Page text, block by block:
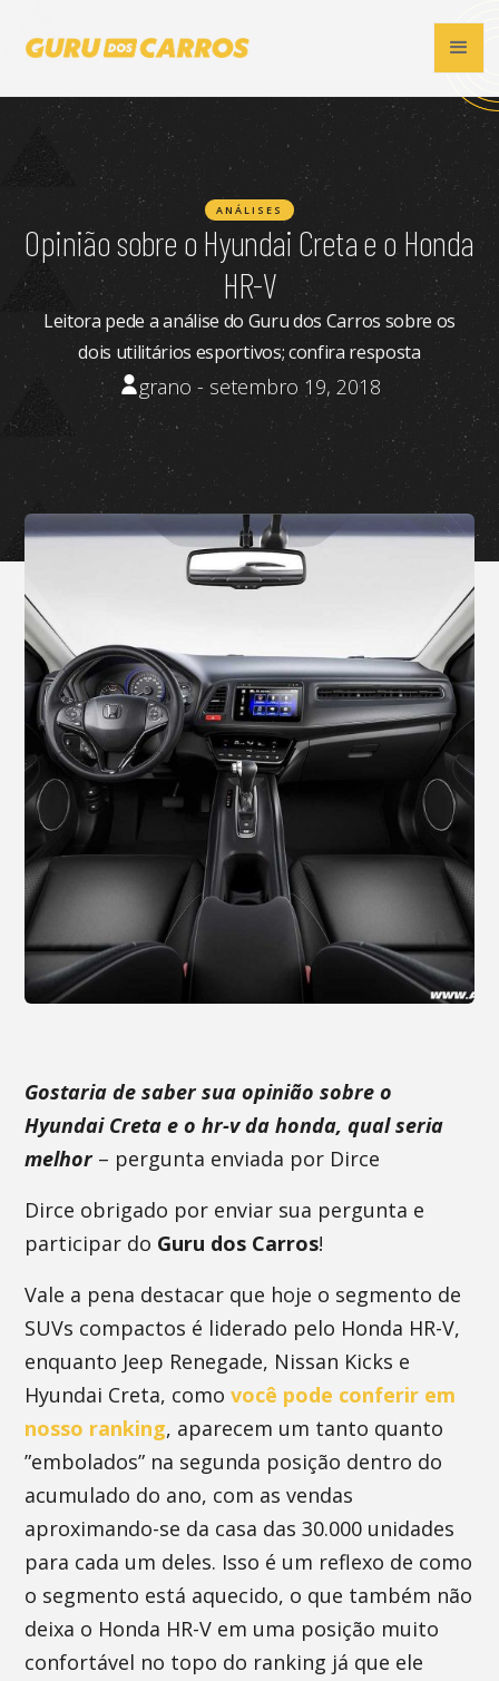
ANÁLISES
Opinião sobre o Hyundai Creta e o Honda
HR-V
Leitora pede a análise do Guru dos Carros sobre os
dois utilitários esportivos; confira resposta
grano - setembro 19, 2018
Gostaria de saber sua opinião sobre o
Hyundai Creta e o hr-v da honda, qual seria
melhor – pergunta enviada por Dirce
Dirce obrigado por enviar sua pergunta e
participar do Guru dos Carros!
Vale a pena destacar que hoje o segmento de
SUVs compactos é liderado pelo Honda HR-V,
enquanto Jeep Renegade, Nissan Kicks e
Hyundai Creta, comovocê pode conferir em
nosso ranking, aparecem um tanto quanto
”embolados” na segunda posição dentro do
acumulado do ano, com as vendas
aproximando-se da casa das 30.000 unidades
para cada um deles. Isso é um reflexo de como
o segmento está aquecido, o que também não
deixa o Honda HR-V em uma posição muito
confortável no topo do ranking já que ele